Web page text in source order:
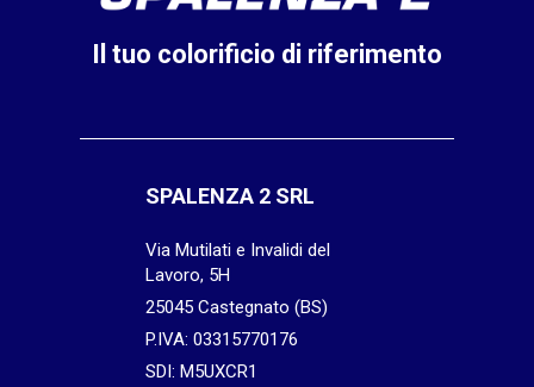
Il tuo colorificio di riferimento
SPALENZA 2 SRL
Via Mutilati e Invalidi del
Lavoro, 5H
25045 Castegnato (BS)
P.IVA: 03315770176
SDI: M5UXCR1